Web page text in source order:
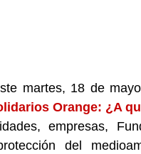
martes, 18 de
Orange: ¿A
empresas,
del